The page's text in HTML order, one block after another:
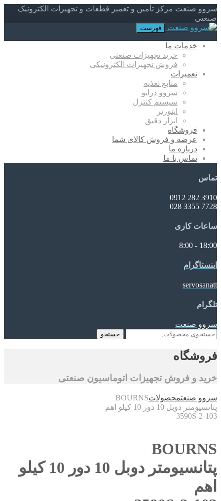
سروو صنعت مرکز تأمین و تعمیر قطعات و تجهیزات الکترونیک
صنعتی
فهرست
خدمات ما
خرید تجهیزات صنعتی
فروش تجهیزات الکترونیکی
تعمیرات
منابع تغذیه
سروو درایو
سیستم کنترل
اینورتر
ابزار دقیق
فروشگاه
عرضه و فروش کالای شما
درباره ما
تماس با ما
تماس
3910 282 0912
7728 3355 028
ساعات کاری
18:00 - 8:00
اینستاگرام
servosanatt
تلگرام
سروو صنعت
جستجو
جستجو
فروشگاه
خرید و فروش تجهیزات اتوماسیون صنعتی
سروو صنعتمحصولاتBOURNS
پتانسیومتر دوبل 10 دور 10 کیلو اهم
3590S-2-103
BOURNS
پتانسیومتر دوبل 10 دور 10 کیلو
اهم